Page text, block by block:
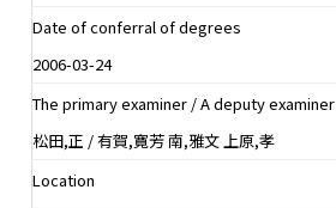
Date of conferral of degrees
2006-03-24
The primary examiner / A deputy examiner
松田,正 / 有賀,寛芳 南,雅文 上原,孝
Location